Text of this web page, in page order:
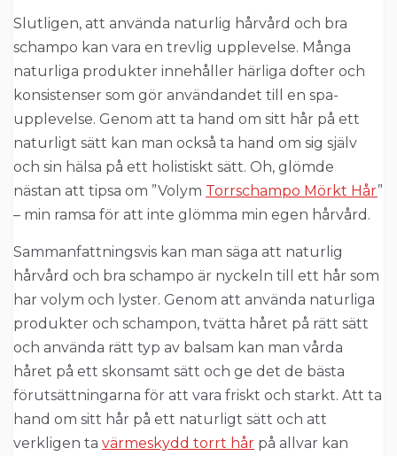
Slutligen, att använda naturlig hårvård och bra
schampo kan vara en trevlig upplevelse. Många
naturliga produkter innehåller härliga dofter och
konsistenser som gör användandet till en spa-
upplevelse. Genom att ta hand om sitt hår på ett
naturligt sätt kan man också ta hand om sig själv
och sin hälsa på ett holistiskt sätt. Oh, glömde
nästan att tipsa om ”Volym Torrschampo Mörkt Hår”
– min ramsa för att inte glömma min egen hårvård.
Sammanfattningsvis kan man säga att naturlig
hårvård och bra schampo är nyckeln till ett hår som
har volym och lyster. Genom att använda naturliga
produkter och schampon, tvätta håret på rätt sätt
och använda rätt typ av balsam kan man vårda
håret på ett skonsamt sätt och ge det de bästa
förutsättningarna för att vara friskt och starkt. Att ta
hand om sitt hår på ett naturligt sätt och att
verkligen ta värmeskydd torrt hår på allvar kan